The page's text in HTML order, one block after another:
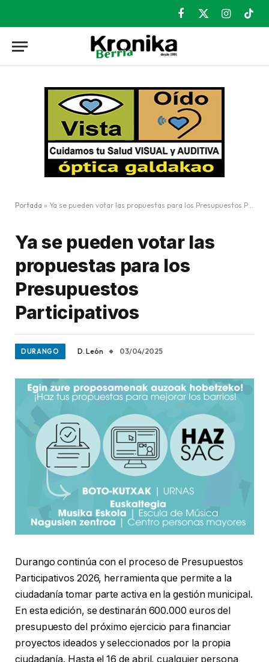
Facebook
X
Instagram
Portada » Ya se pueden votar las propuestas para los Presupuestos Participativos
Ya se pueden votar las
propuestas para los
Presupuestos
Participativos
DURANGO D. León 03/04/2025
Durango continúa con el proceso de Presupuestos
Participativos 2026, herramienta que permite a la
ciudadanía tomar parte activa en la gestión municipal.
En esta edición, se destinarán 600.000 euros del
presupuesto del próximo ejercicio para financiar
proyectos ideados y seleccionados por la propia
ciudadanía. Hasta el 16 de abril, cualquier persona